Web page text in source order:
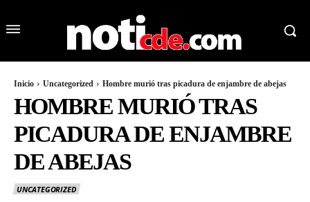
Inicio Uncategorized Hombre murió tras picadura de enjambre de abejas
HOMBRE MURIÓ TRAS
PICADURA DE ENJAMBRE
DE ABEJAS
UNCATEGORIZED